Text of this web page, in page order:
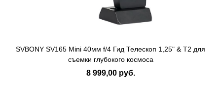
SVBONY SV165 Mini 40мм f/4 Гид Телескоп 1,25" & T2 для
съемки глубокого космоса
8 999,00 руб.